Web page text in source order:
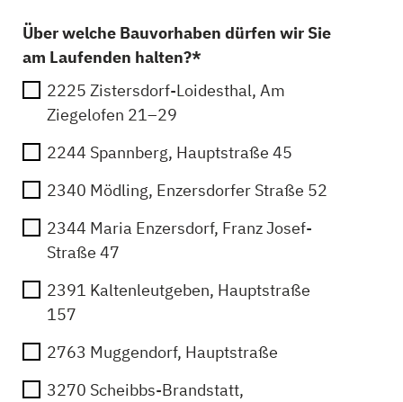
Über welche Bauvorhaben dürfen wir Sie
am Laufenden halten?*
2225 Zistersdorf-Loidesthal, Am
Ziegelofen 21–29
2244 Spannberg, Hauptstraße 45
2340 Mödling, Enzersdorfer Straße 52
2344 Maria Enzersdorf, Franz Josef-
Straße 47
2391 Kaltenleutgeben, Hauptstraße
157
2763 Muggendorf, Hauptstraße
3270 Scheibbs-Brandstatt,